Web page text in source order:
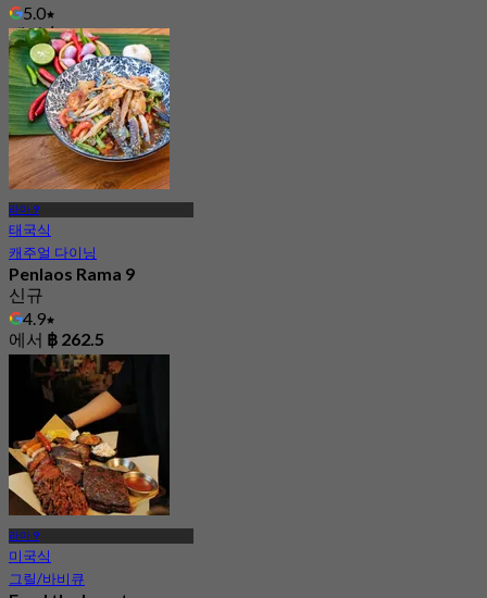
5.0
에서฿ 472.5
라마 9
태국식
캐주얼 다이닝
Penlaos Rama 9
신규
4.9
에서 ฿ 262.5
라마 9
미국식
그릴/바비큐